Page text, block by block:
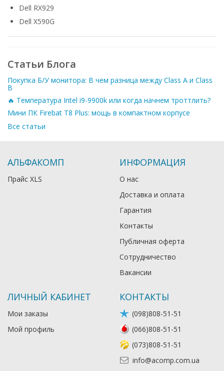
Dell RX929
Dell X590G
Статьи Блога
Покупка Б/У монитора: В чем разница между Class A и Class
B
🔥 Температура Intel i9-9900k или когда начнем троттлить?
Мини ПК Firebat T8 Plus: мощь в компактном корпусе
Все статьи
АЛЬФАКОМП
Прайс XLS
ИНФОРМАЦИЯ
О нас
Доставка и оплата
Гарантия
Контакты
Публичная оферта
Сотрудничество
Вакансии
ЛИЧНЫЙ КАБИНЕТ
Мои заказы
Мой профиль
КОНТАКТЫ
(098)808-51-51
(066)808-51-51
(073)808-51-51
info@acomp.com.ua